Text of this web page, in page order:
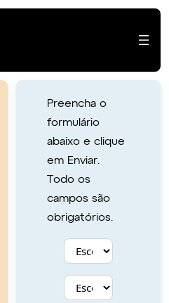
Preencha o
formulário
abaixo e clique
em Enviar.
Todo os
campos são
obrigatórios.